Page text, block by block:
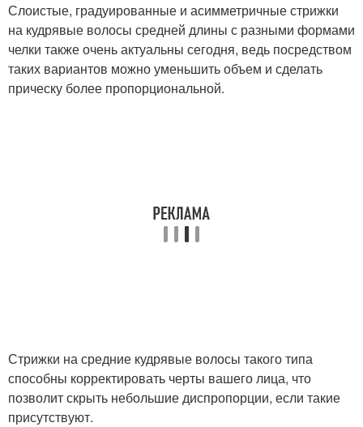
Слоистые, градуированные и асимметричные стрижки
на кудрявые волосы средней длины с разными формами
челки также очень актуальны сегодня, ведь посредством
таких вариантов можно уменьшить объем и сделать
прическу более пропорциональной.
Стрижки на средние кудрявые волосы такого типа
способны корректировать черты вашего лица, что
позволит скрыть небольшие диспропорции, если такие
присутствуют.